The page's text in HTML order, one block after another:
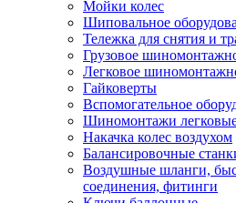
Мойки колес
Шиповальное
Тележка для снятия и
Грузовое
Легковое
Гайковерты
Вспомогательное
Шиномонтажи
Накачка колес воздухом
Балансировочные
Воздушные шланги,
соединения, фитинги